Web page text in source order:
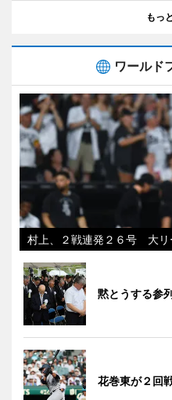
もっ
ワールド
村上、２戦連発２６号 大リ
黙とうする参
花巻東が２回